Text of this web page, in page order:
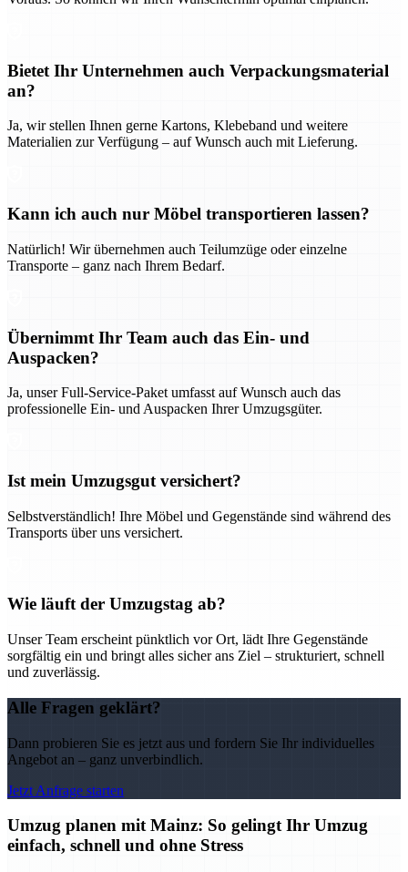
Bietet Ihr Unternehmen auch Verpackungsmaterial
an?
Ja, wir stellen Ihnen gerne Kartons, Klebeband und weitere
Materialien zur Verfügung – auf Wunsch auch mit Lieferung.
Kann ich auch nur Möbel transportieren lassen?
Natürlich! Wir übernehmen auch Teilumzüge oder einzelne
Transporte – ganz nach Ihrem Bedarf.
Übernimmt Ihr Team auch das Ein- und
Auspacken?
Ja, unser Full-Service-Paket umfasst auf Wunsch auch das
professionelle Ein- und Auspacken Ihrer Umzugsgüter.
Ist mein Umzugsgut versichert?
Selbstverständlich! Ihre Möbel und Gegenstände sind während des
Transports über uns versichert.
Wie läuft der Umzugstag ab?
Unser Team erscheint pünktlich vor Ort, lädt Ihre Gegenstände
sorgfältig ein und bringt alles sicher ans Ziel – strukturiert, schnell
und zuverlässig.
Alle Fragen geklärt?
Dann probieren Sie es jetzt aus und fordern Sie Ihr individuelles
Angebot an – ganz unverbindlich.
Jetzt Anfrage starten
Umzug planen mit Mainz: So gelingt Ihr Umzug
einfach, schnell und ohne Stress